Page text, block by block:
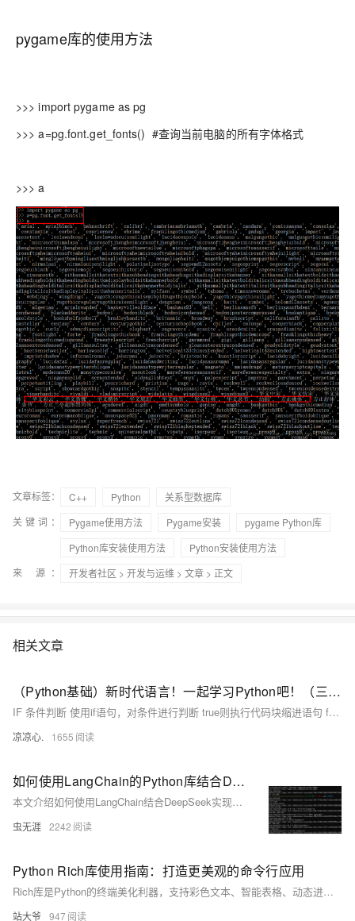
pygame库的使用方法
>>> import pygame as pg
>>> a=pg.font.get_fonts() #查询当前电脑的所有字体格式
>>> a
文章标签： C++ Python
关系型数据库
关键词：
Pygame使用方法 Pygame安装
pygame Python库
Python库安装使用方法
Python安装使用方法
来 源：
开发者社区 > 开发与运维 > 文章 > 正文
相关文章
（Python基础）新时代语言！一起学习Python吧！（三）：IF条件判断和match匹配；Python中的循环：for...in、while循环；循环操作关键字；Python函数使用方法
IF 条件判断 使用if语句，对条件进行判断 true则执行代码块缩进语句 false则不执行代码块缩进语句，如果有else 或 elif 则进入相应的规则中执行
凉凉心. 1655
如何使用LangChain的Python库结合DeepSeek进行多轮次对话？
本文介绍如何使用LangChain结合DeepSeek实现多轮对话，测开人员可借此自动生成测试用例，提升自动化测试效率。
虫无涯 2242
Python Rich库使用指南：打造更美观的命令行应用
Rich库是Python的终端美化利器，支持彩色文本、智能表格、动态进度条和语法高亮，大幅提升命令行应用的可视化效果与用户体验。
站大爷 947